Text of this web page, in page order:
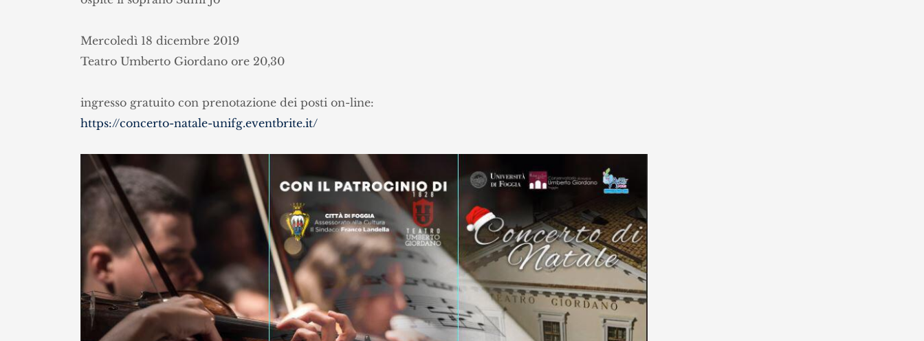
Mercoledì 18 dicembre 2019
Teatro Umberto Giordano ore 20,30
ingresso gratuito con prenotazione dei posti on-line:
https://concerto-natale-unifg.eventbrite.it/